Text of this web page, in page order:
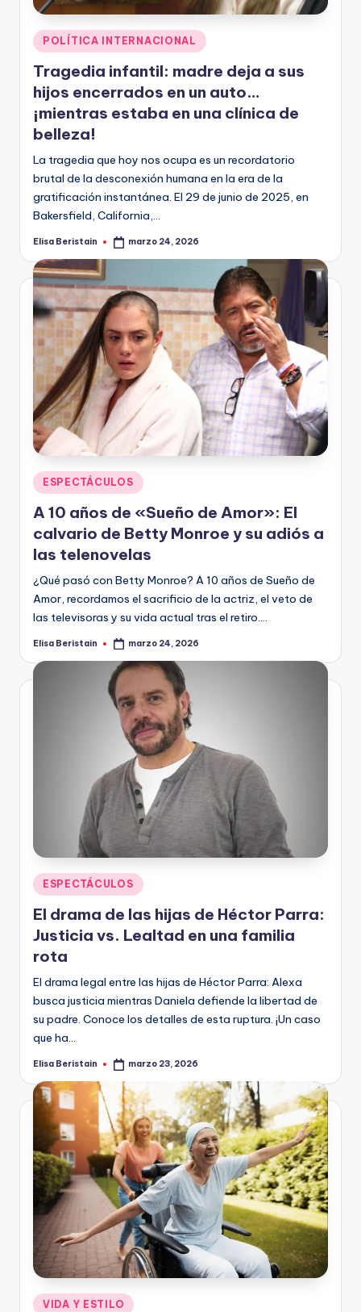
Publicado
en
POLÍTICA INTERNACIONAL
Tragedia infantil: madre deja a sus
hijos encerrados en un auto…
¡mientras estaba en una clínica de
belleza!
La tragedia que hoy nos ocupa es un recordatorio
brutal de la desconexión humana en la era de la
gratificación instantánea. El 29 de junio de 2025, en
Bakersfield, California,…
Publicado
Elisa Beristain marzo 24, 2026
Publicado
en
ESPECTÁCULOS
A 10 años de «Sueño de Amor»: El
calvario de Betty Monroe y su adiós a
las telenovelas
¿Qué pasó con Betty Monroe? A 10 años de Sueño de
Amor, recordamos el sacrificio de la actriz, el veto de
las televisoras y su vida actual tras el retiro.…
Publicado
Elisa Beristain marzo 24, 2026
Publicado
en
ESPECTÁCULOS
El drama de las hijas de Héctor Parra:
Justicia vs. Lealtad en una familia
rota
El drama legal entre las hijas de Héctor Parra: Alexa
busca justicia mientras Daniela defiende la libertad de
su padre. Conoce los detalles de esta ruptura. ¡Un caso
que ha…
Publicado
Elisa Beristain marzo 23, 2026
Publicado
VIDA Y ESTILO